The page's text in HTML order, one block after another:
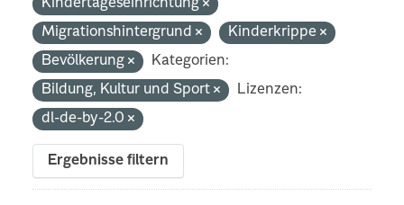
Kindertageseinrichtung
Migrationshintergrund
Kinderkrippe
Bevölkerung
Kategorien:
Bildung, Kultur und Sport
Lizenzen:
dl-de-by-2.0
Ergebnisse filtern